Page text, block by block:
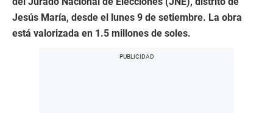
Jesús María, desde el lunes 9 de setiembre. La obra
está valorizada en 1.5 millones de soles.